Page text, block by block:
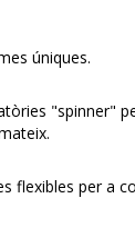
úniques.
"spinner"
flexibles per a